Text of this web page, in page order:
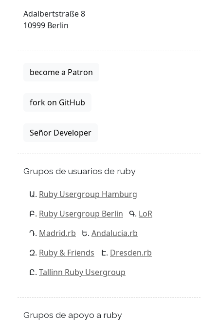
Adalbertstraße 8
10999 Berlin
become a Patron
fork on GitHub
Señor Developer
Grupos de usuarios de ruby
Ruby Usergroup Hamburg
Ruby Usergroup Berlin
LoR
Madrid.rb
Andalucia.rb
Ruby & Friends
Dresden.rb
Tallinn Ruby Usergroup
Grupos de apoyo a ruby